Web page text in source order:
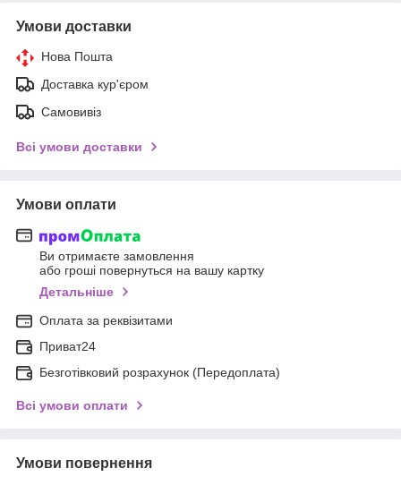
Умови доставки
Нова Пошта
Доставка кур'єром
Самовивіз
Всі умови доставки
Умови оплати
Ви отримаєте замовлення
або гроші повернуться на вашу картку
Детальніше
Оплата за реквізитами
Приват24
Безготівковий розрахунок (Передоплата)
Всі умови оплати
Умови повернення